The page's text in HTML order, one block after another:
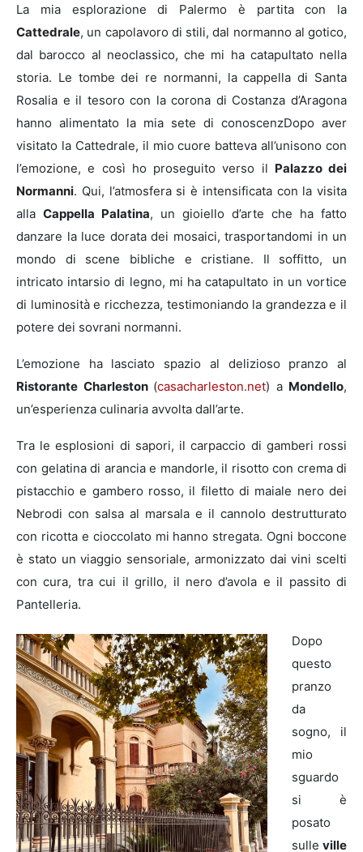
La mia esplorazione di Palermo è partita con la
Cattedrale, un capolavoro di stili,dal normanno al gotico,
dal barocco al neoclassico, che mi ha catapultato nella
storia. Le tombe dei re normanni, la cappella di Santa
Rosalia e il tesoro con la corona di Costanza d’Aragona
hanno alimentato la mia sete di conoscenzDopo aver
visitato la Cattedrale, il mio cuore batteva all’unisono con
l’emozione, e così ho proseguito verso il Palazzo dei
Normanni. Qui, l’atmosfera si è intensificata con la visita
alla Cappella Palatina, un gioiello d’arte che ha fatto
danzare la luce dorata dei mosaici, trasportandomi in un
mondo di scene bibliche e cristiane. Il soffitto, un
intricato intarsio di legno, mi ha catapultato in un vortice
di luminosità e ricchezza, testimoniando la grandezza e il
potere dei sovrani normanni.
L’emozione ha lasciato spazio al delizioso pranzo al
Ristorante Charleston (casacharleston.net) a Mondello,
un’esperienza culinaria avvolta dall’arte.
Tra le esplosioni di sapori, il carpaccio di gamberi rossi
con gelatina di arancia e mandorle, il risotto con crema di
pistacchio e gambero rosso, il filetto di maiale nero dei
Nebrodi con salsa al marsala e il cannolo destrutturato
con ricotta e cioccolato mi hanno stregata. Ogni boccone
è stato un viaggio sensoriale, armonizzato dai vini scelti
con cura, tra cui il grillo, il nero d’avola e il passito di
Pantelleria.
Dopo
questo
pranzo
da
sogno, il
mio
sguardo
si è
posato
sulle ville